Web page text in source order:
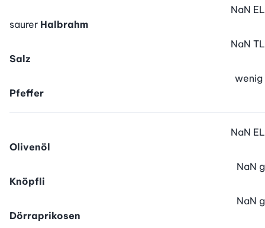
saurer Halbrahm
NaN EL
Salz
NaN TL
Pfeffer
wenig
Olivenöl
NaN EL
Knöpfli
NaN g
Dörraprikosen
NaN g